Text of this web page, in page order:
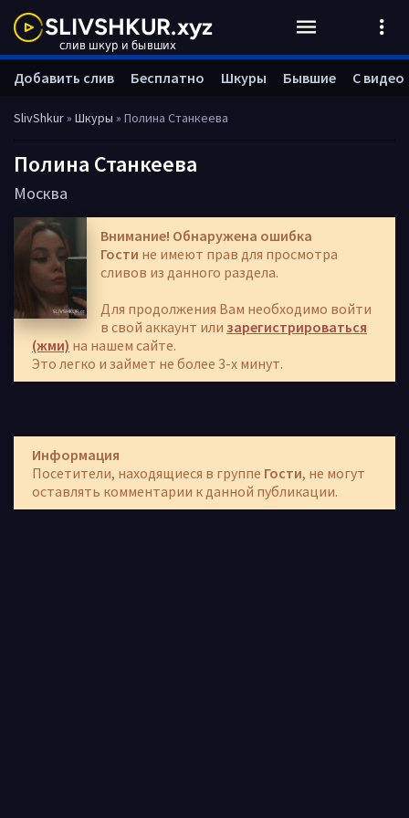
SlivShkur» Шкуры » Полина Станкеева
Полина Станкеева
Москва
Внимание! Обнаружена ошибка
Гости не имеют прав для просмотра
сливов из данного раздела.
Для продолжения Вам необходимо войти
в свой аккаунт или зарегистрироваться
(жми) на нашем сайте.
Это легко и займет не более 3-х минут.
Информация
Посетители, находящиеся в группе Гости, не могут
оставлять комментарии к данной публикации.
Добавить слив Бесплатно Шкуры Бывшие С видео